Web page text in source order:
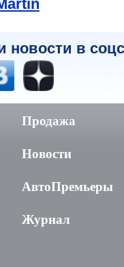
в
Продажа
Новости
АвтоПремьеры
Журнал